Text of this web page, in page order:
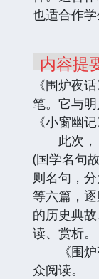
也适合作学
内容提
《围炉夜
笔。它与
《小窗幽
此次，
(国学名句
则名句，
等六篇，
的历史典
读、赏析。
《围炉
众阅读。